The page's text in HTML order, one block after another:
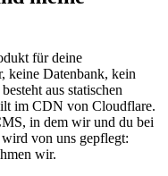
für deine
keine Datenbank, kein
aus statischen
im CDN von Cloudflare.
in dem wir und du bei
von uns gepflegt:
wir.